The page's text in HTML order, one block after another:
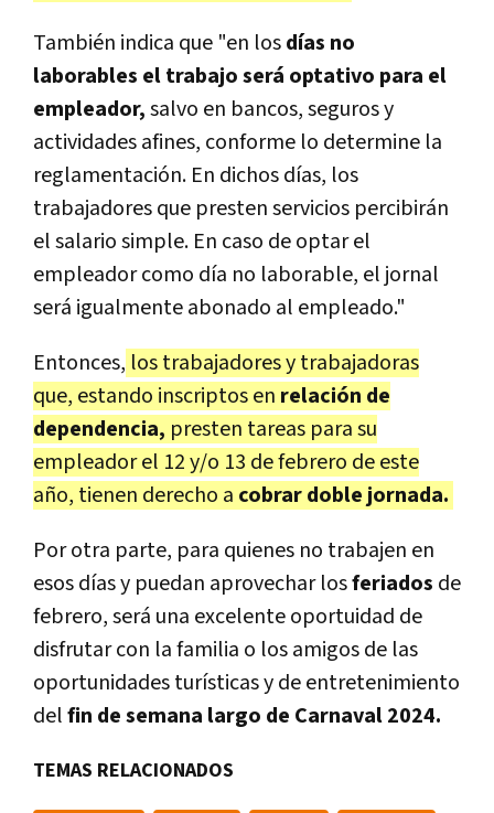
También indica que "en losdías no
laborables el trabajo será optativo para el
empleador,salvo en bancos, seguros y
actividades afines, conforme lo determine la
reglamentación. En dichos días, los
trabajadores que presten servicios percibirán
el salario simple. En caso de optar el
empleador como día no laborable, el jornal
será igualmente abonado al empleado."
Entonces, los trabajadores y trabajadoras
que, estando inscriptos en relación de
dependencia, presten tareas para su
empleador el 12 y/o 13 de febrero de este
año, tienen derecho a cobrar doble jornada.
Por otra parte, para quienes no trabajen en
esos días y puedan aprovechar losferiados de
febrero, será una excelente oportuidad de
disfrutar con la familia o los amigos de las
oportunidades turísticas y de entretenimiento
delfin de semana largo de Carnaval 2024.
TEMAS RELACIONADOS